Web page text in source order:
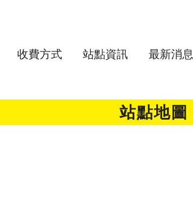
收費方式 站點資訊 最新消息
站點地圖